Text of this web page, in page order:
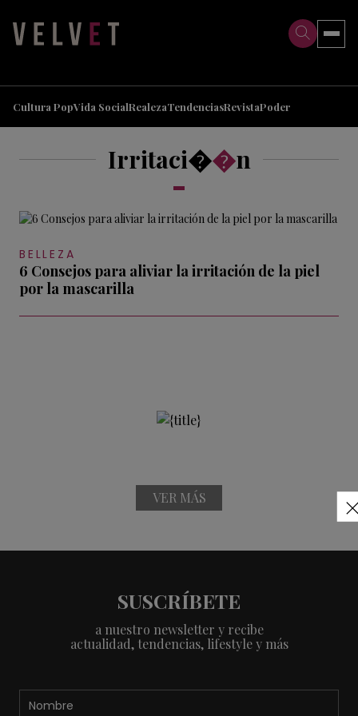
Cultura PopVida SocialRealezaTendenciasRevistaPoder
Irritaci��n
BELLEZA
6 Consejos para aliviar la irritación de la piel
por la mascarilla
VER MÁS
SUSCRÍBETE
a nuestro newsletter y recibe
actualidad, tendencias, lifestyle y más